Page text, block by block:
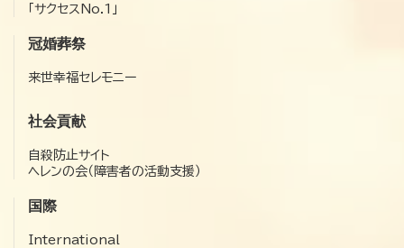
「サクセスNo.1」
冠婚葬祭
来世幸福セレモニー
社会貢献
自殺防止サイト
ヘレンの会（障害者の活動支援）
国際
International